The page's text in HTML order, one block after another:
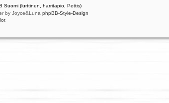
Suomi (lurttinen, harritapio, Pettis)
by Joyce&Luna phpBB-Style-Design